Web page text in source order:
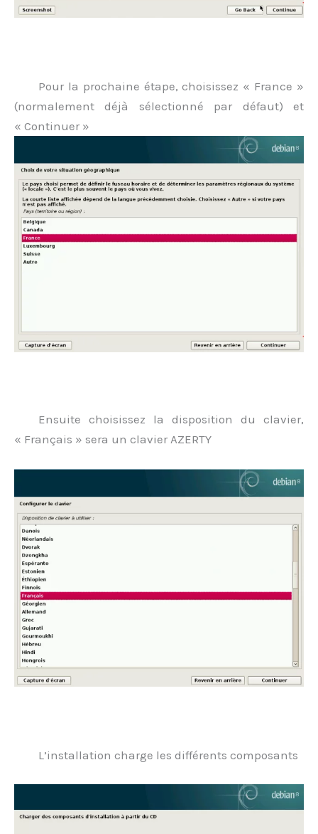
Pour la prochaine étape, choisissez « France »
(normalement déjà sélectionné par défaut) et
« Continuer »
Ensuite choisissez la disposition du clavier,
« Français » sera un clavier AZERTY
L’installation charge les différents composants